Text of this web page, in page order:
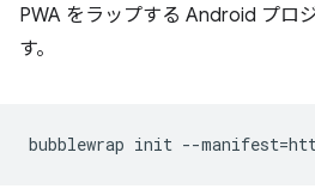
PWA をラップする Android プロ
す。
bubblewrap init --manifest=